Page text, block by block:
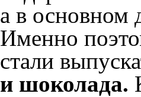
а в основном
Именно
стали
и шоколада.